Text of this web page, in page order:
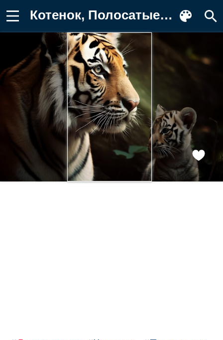
Котенок, Полосатые, Цифровое искусство Картинка